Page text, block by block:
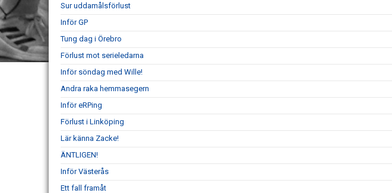
Sur uddamålsförlust
Inför GP
Tung dag i Örebro
Förlust mot serieledarna
Inför söndag med Wille!
Andra raka hemmasegern
Inför eRPing
Förlust i Linköping
Lär känna Zacke!
ÄNTLIGEN!
Inför Västerås
Ett fall framåt